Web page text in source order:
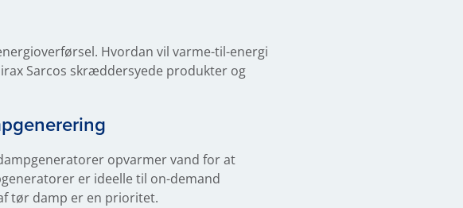
Hvordan vil varme-til-energi
Sarcos skræddersyede produkter og
opvarmer vand for at
er ideelle til on-demand
tør damp er en prioritet.